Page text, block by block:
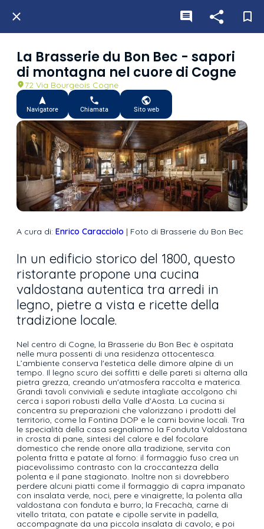
La Brasserie du Bon Bec - sapori
di montagna nel cuore di Cogne
72 Via Bourgeois Cogne
Navigatore Chiamata Sito web
A cura di: Enrico Caracciolo | Foto di Brasserie du Bon Bec
In un edificio storico del 1800, questo
ristorante propone una cucina
valdostana autentica tra arredi in
legno, pietre a vista e ricette della
tradizione locale.
Nel centro di Cogne, la Brasserie du Bon Bec è ospitata
nelle mura possenti di una residenza ottocentesca.
L’ambiente conserva l'estetica delle dimore alpine di un
tempo. Il legno scuro dei soffitti e delle pareti si alterna alla
pietra grezza, creando un'atmosfera raccolta e materica.
Grandi tavoli conviviali e sedute intagliate accolgono chi
cerca i sapori robusti della Valle d'Aosta. La cucina si
concentra su preparazioni che valorizzano i prodotti del
territorio, come la Fontina DOP e le carni bovine locali. Tra
le specialità della casa segnaliamo la Fonduta Valdostana
in crosta di pane, sintesi del calore e del focolare
domestico che rende onore alla tradizione, servita con
polenta fritta e patate al forno: il formaggio fuso crea un
piacevolissimo contrasto con la croccantezza della
polenta e il pane stagionato. Inoltre non si dovrebbero
perdere alcuni piatti come il formaggio di capra impanato
con insalata verde, noci, pere e vinaigrette; la polenta alla
valdostana con fonduta e burro; la Frecachà, carne di
vitello tritata, con patate e cipolle servite in padella,
accompagnate da una piccola insalata di cavolo; e poi